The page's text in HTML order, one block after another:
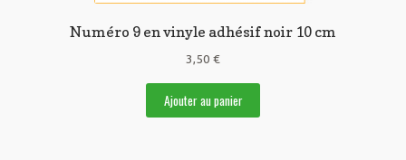
Numéro 9 en vinyle adhésif noir 10 cm
3,50 €
Ajouter au panier